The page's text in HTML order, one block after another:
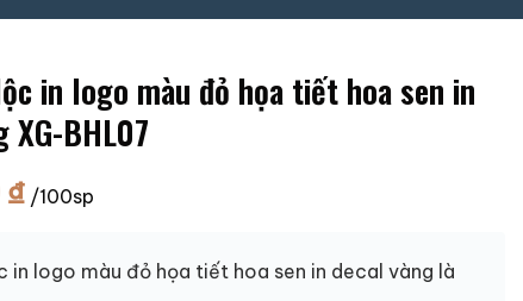
in logo màu đỏ họa tiết hoa sen in
XG-BHL07
₫ /100sp
in logo màu đỏ họa tiết hoa sen in decal vàng là